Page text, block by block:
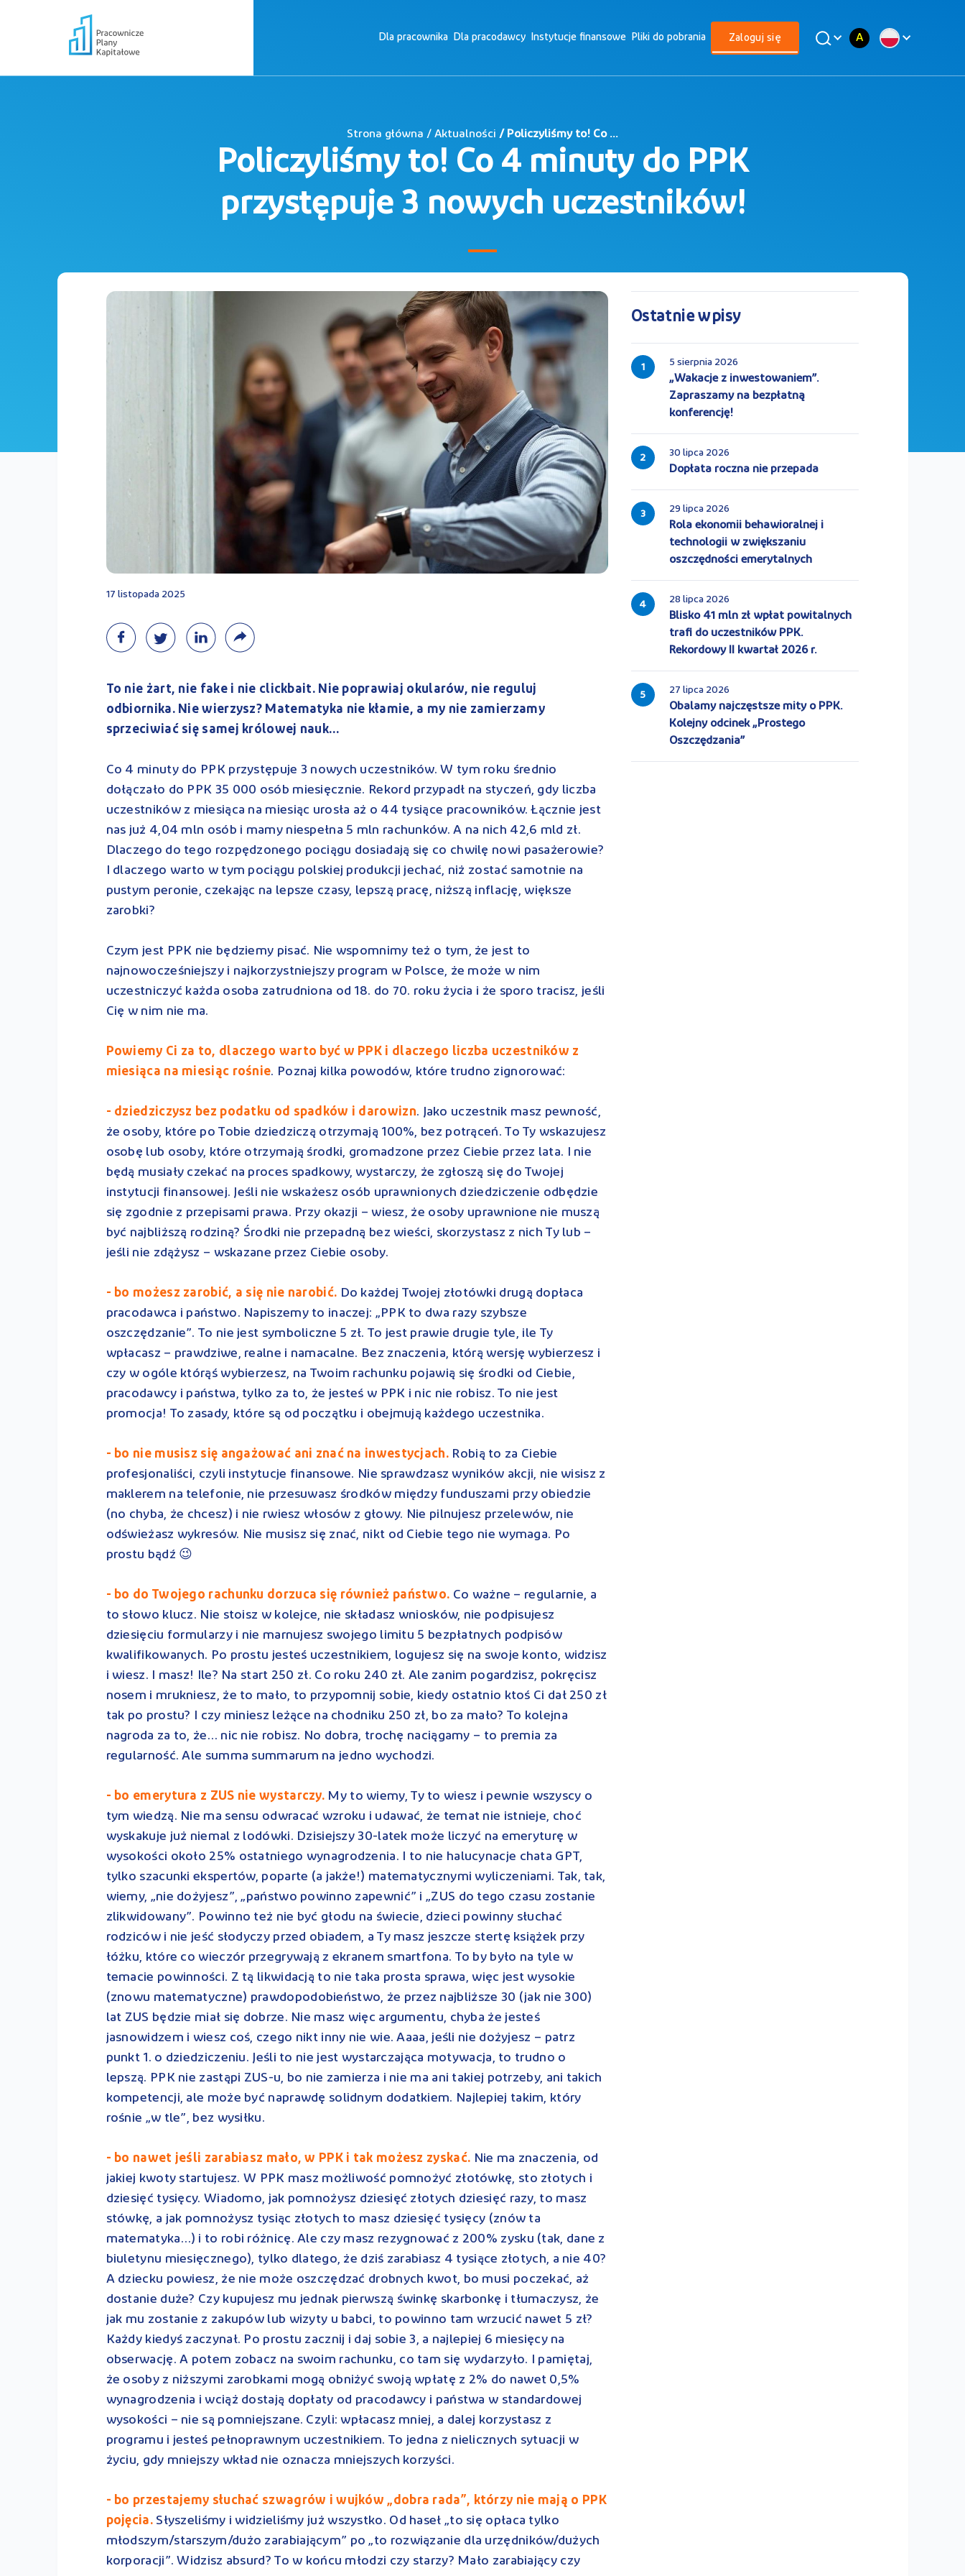
Dla pracownika Dla pracodawcy Instytucje finansowe Pliki do pobrania Zaloguj się A
Strona główna / Aktualności / Policzyliśmy to! Co ...
Policzyliśmy to! Co 4 minuty do PPK
przystępuje 3 nowych uczestników!
17 listopada 2025
To nie żart, nie fake i nie clickbait. Nie poprawiaj okularów, nie reguluj
odbiornika. Nie wierzysz? Matematyka nie kłamie, a my nie zamierzamy
sprzeciwiać się samej królowej nauk…
Co 4 minuty do PPK przystępuje 3 nowych uczestników. W tym roku średnio
dołączało do PPK 35 000 osób miesięcznie. Rekord przypadł na styczeń, gdy liczba
uczestników z miesiąca na miesiąc urosła aż o 44 tysiące pracowników. Łącznie jest
nas już 4,04 mln osób i mamy niespełna 5 mln rachunków. A na nich 42,6 mld zł.
Dlaczego do tego rozpędzonego pociągu dosiadają się co chwilę nowi pasażerowie?
I dlaczego warto w tym pociągu polskiej produkcji jechać, niż zostać samotnie na
pustym peronie, czekając na lepsze czasy, lepszą pracę, niższą inflację, większe
zarobki?
Czym jest PPK nie będziemy pisać. Nie wspomnimy też o tym, że jest to
najnowocześniejszy i najkorzystniejszy program w Polsce, że może w nim
uczestniczyć każda osoba zatrudniona od 18. do 70. roku życia i że sporo tracisz, jeśli
Cię w nim nie ma.
Powiemy Ci za to, dlaczego warto być w PPK i dlaczego liczba uczestników z
miesiąca na miesiąc rośnie. Poznaj kilka powodów, które trudno zignorować:
- dziedziczysz bez podatku od spadków i darowizn. Jako uczestnik masz pewność,
że osoby, które po Tobie dziedziczą otrzymają 100%, bez potrąceń. To Ty wskazujesz
osobę lub osoby, które otrzymają środki, gromadzone przez Ciebie przez lata. I nie
będą musiały czekać na proces spadkowy, wystarczy, że zgłoszą się do Twojej
instytucji finansowej. Jeśli nie wskażesz osób uprawnionych dziedziczenie odbędzie
się zgodnie z przepisami prawa. Przy okazji – wiesz, że osoby uprawnione nie muszą
być najbliższą rodziną? Środki nie przepadną bez wieści, skorzystasz z nich Ty lub –
jeśli nie zdążysz – wskazane przez Ciebie osoby.
- bo możesz zarobić, a się nie narobić. Do każdej Twojej złotówki drugą dopłaca
pracodawca i państwo. Napiszemy to inaczej: „PPK to dwa razy szybsze
oszczędzanie”. To nie jest symboliczne 5 zł. To jest prawie drugie tyle, ile Ty
wpłacasz – prawdziwe, realne i namacalne. Bez znaczenia, którą wersję wybierzesz i
czy w ogóle którąś wybierzesz, na Twoim rachunku pojawią się środki od Ciebie,
pracodawcy i państwa, tylko za to, że jesteś w PPK i nic nie robisz. To nie jest
promocja! To zasady, które są od początku i obejmują każdego uczestnika.
- bo nie musisz się angażować ani znać na inwestycjach. Robią to za Ciebie
profesjonaliści, czyli instytucje finansowe. Nie sprawdzasz wyników akcji, nie wisisz z
maklerem na telefonie, nie przesuwasz środków między funduszami przy obiedzie
(no chyba, że chcesz) i nie rwiesz włosów z głowy. Nie pilnujesz przelewów, nie
odświeżasz wykresów. Nie musisz się znać, nikt od Ciebie tego nie wymaga. Po
prostu bądź 😉
- bo do Twojego rachunku dorzuca się również państwo. Co ważne – regularnie, a
to słowo klucz. Nie stoisz w kolejce, nie składasz wniosków, nie podpisujesz
dziesięciu formularzy i nie marnujesz swojego limitu 5 bezpłatnych podpisów
kwalifikowanych. Po prostu jesteś uczestnikiem, logujesz się na swoje konto, widzisz
i wiesz. I masz! Ile? Na start 250 zł. Co roku 240 zł. Ale zanim pogardzisz, pokręcisz
nosem i mrukniesz, że to mało, to przypomnij sobie, kiedy ostatnio ktoś Ci dał 250 zł
tak po prostu? I czy miniesz leżące na chodniku 250 zł, bo za mało? To kolejna
nagroda za to, że… nic nie robisz. No dobra, trochę naciągamy – to premia za
regularność. Ale summa summarum na jedno wychodzi.
- bo emerytura z ZUS nie wystarczy. My to wiemy, Ty to wiesz i pewnie wszyscy o
tym wiedzą. Nie ma sensu odwracać wzroku i udawać, że temat nie istnieje, choć
wyskakuje już niemal z lodówki. Dzisiejszy 30-latek może liczyć na emeryturę w
wysokości około 25% ostatniego wynagrodzenia. I to nie halucynacje chata GPT,
tylko szacunki ekspertów, poparte (a jakże!) matematycznymi wyliczeniami. Tak, tak,
wiemy, „nie dożyjesz”, „państwo powinno zapewnić” i „ZUS do tego czasu zostanie
zlikwidowany”. Powinno też nie być głodu na świecie, dzieci powinny słuchać
rodziców i nie jeść słodyczy przed obiadem, a Ty masz jeszcze stertę książek przy
łóżku, które co wieczór przegrywają z ekranem smartfona. To by było na tyle w
temacie powinności. Z tą likwidacją to nie taka prosta sprawa, więc jest wysokie
(znowu matematyczne) prawdopodobieństwo, że przez najbliższe 30 (jak nie 300)
lat ZUS będzie miał się dobrze. Nie masz więc argumentu, chyba że jesteś
jasnowidzem i wiesz coś, czego nikt inny nie wie. Aaaa, jeśli nie dożyjesz – patrz
punkt 1. o dziedziczeniu. Jeśli to nie jest wystarczająca motywacja, to trudno o
lepszą. PPK nie zastąpi ZUS-u, bo nie zamierza i nie ma ani takiej potrzeby, ani takich
kompetencji, ale może być naprawdę solidnym dodatkiem. Najlepiej takim, który
rośnie „w tle”, bez wysiłku.
- bo nawet jeśli zarabiasz mało, w PPK i tak możesz zyskać. Nie ma znaczenia, od
jakiej kwoty startujesz. W PPK masz możliwość pomnożyć złotówkę, sto złotych i
dziesięć tysięcy. Wiadomo, jak pomnożysz dziesięć złotych dziesięć razy, to masz
stówkę, a jak pomnożysz tysiąc złotych to masz dziesięć tysięcy (znów ta
matematyka…) i to robi różnicę. Ale czy masz rezygnować z 200% zysku (tak, dane z
biuletynu miesięcznego), tylko dlatego, że dziś zarabiasz 4 tysiące złotych, a nie 40?
A dziecku powiesz, że nie może oszczędzać drobnych kwot, bo musi poczekać, aż
dostanie duże? Czy kupujesz mu jednak pierwszą świnkę skarbonkę i tłumaczysz, że
jak mu zostanie z zakupów lub wizyty u babci, to powinno tam wrzucić nawet 5 zł?
Każdy kiedyś zaczynał. Po prostu zacznij i daj sobie 3, a najlepiej 6 miesięcy na
obserwację. A potem zobacz na swoim rachunku, co tam się wydarzyło. I pamiętaj,
że osoby z niższymi zarobkami mogą obniżyć swoją wpłatę z 2% do nawet 0,5%
wynagrodzenia i wciąż dostają dopłaty od pracodawcy i państwa w standardowej
wysokości – nie są pomniejszane. Czyli: wpłacasz mniej, a dalej korzystasz z
programu i jesteś pełnoprawnym uczestnikiem. To jedna z nielicznych sytuacji w
życiu, gdy mniejszy wkład nie oznacza mniejszych korzyści.
- bo przestajemy słuchać szwagrów i wujków „dobra rada”, którzy nie mają o PPK
pojęcia.Słyszeliśmy i widzieliśmy już wszystko. Od haseł „to się opłaca tylko
młodszym/starszym/dużo zarabiającym” po „to rozwiązanie dla urzędników/dużych
korporacji”. Widzisz absurd? To w końcu młodzi czy starzy? Mało zarabiający czy
Ostatnie wpisy
1 5 sierpnia 2026
„Wakacje z inwestowaniem”.
Zapraszamy na bezpłatną
konferencję!
2 30 lipca 2026
Dopłata roczna nie przepada
3 29 lipca 2026
Rola ekonomii behawioralnej i
technologii w zwiększaniu
oszczędności emerytalnych
4 28 lipca 2026
Blisko 41 mln zł wpłat powitalnych
trafi do uczestników PPK.
Rekordowy II kwartał 2026 r.
5 27 lipca 2026
Obalamy najczęstsze mity o PPK.
Kolejny odcinek „Prostego
Oszczędzania”